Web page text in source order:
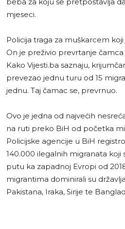
mjeseci.
Policija traga za muškarcem
On je preživio prevrtanje
Kako Vijesti.ba saznaju,
prevezao jednu turu od 15
jednu. Taj čamac se, prevrnuo.
Ovo je jedna od najvećih
na ruti preko BiH od početka
Policijske agencije u BiH
140.000 ilegalnih migranata koji
putu ka zapadnoj Evropi od
migrantima dominirali su
Pakistana, Iraka, Sirije te